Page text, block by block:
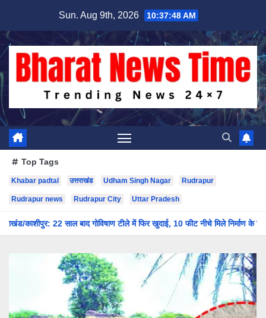
content
Sun. Aug 9th, 2026 10:37:49 AM
Top Tags
Khabar padtal उत्तराखंड Udham Singh Nagar Rudrapur
Rudrapur news Rudrapur City Uttar Pradesh
22 साल बाद गोविषाण टीले में फिर खुदाई, 10 फीट नीचे मिले निर्माण के निशान; मानसून ने